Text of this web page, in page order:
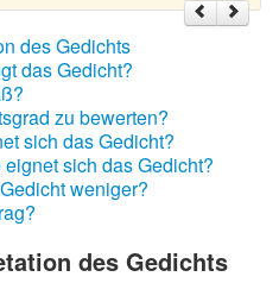
des Gedichts
das Gedicht?
zu bewerten?
sich das Gedicht?
sich das Gedicht?
weniger?
des Gedichts